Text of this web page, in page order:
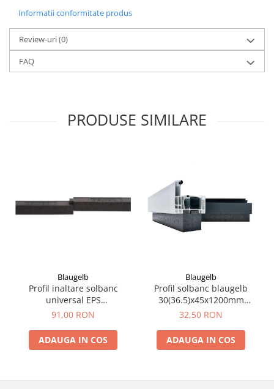
Informatii conformitate produs
Review-uri(0)
FAQ
PRODUSE SIMILARE
Blaugelb
Profil inaltare solbanc
universal EPS
100x64x1175mm
91,00 RON
ADAUGA IN COS
Blaugelb
Profil solbanc blaugelb
30(36.5)x45x1200mm
pentru Salamander 76 si 92
32,50 RON
ADAUGA IN COS